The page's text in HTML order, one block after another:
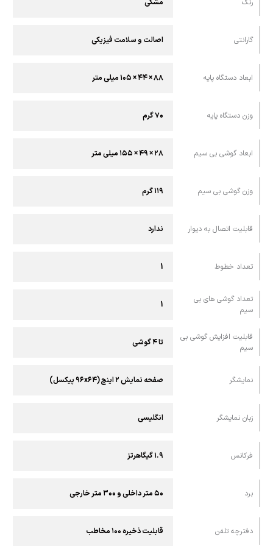
رنگ مشکی
گارانتی اصالت و سلامت فیزیکی
ابعاد دستگاه پایه ۸۸ × ۴۴ × ۱۰۵ ميلی متر
وزن دستگاه پایه ۷۰ گرم
ابعاد گوشی بی سیم ۲۸ × ۴۹ × ۱۵۵ ميلی متر
وزن گوشی بی سیم ۱۱۹ گرم
قابليت اتصال به ديوار ندارد
تعداد خطوط 1
تعداد گوشی های بی
سیم
1
قابلیت افزایش گوشی بی
سیم
تا ۴ گوشی
نمايشگر صفحه نمایش ۲ اینچ (۹۶x۶۴ پیکسل)
زبان نمایشگر انگلیسی
فرکانس ۱.۹ گیگاهرتز
برد ۵۰ متر داخلی و ۳۰۰ متر خارجی
دفترچه تلفن قابلیت ذخیره ۱۰۰ مخاطب